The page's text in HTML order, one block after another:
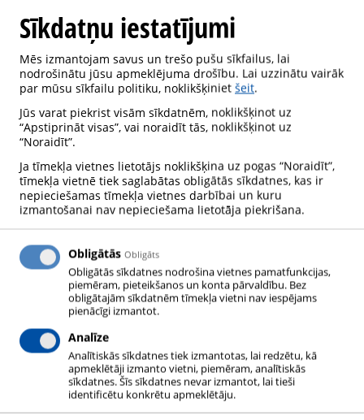
Neizmantojiet nelīdzenu vai netīru grīdas virsmu
balonu uzglabāšanai!
Sīkdatņu iestatījumi
Mēs izmantojam savus un trešo pušu sīkfailus, lai
nodrošinātu jūsu apmeklējuma drošību. Lai uzzinātu vairāk
par mūsu sīkfailu politiku, noklikšķiniet šeit.
Jūs varat piekrist visām sīkdatnēm, noklikšķinot uz
“Apstiprināt visas”, vai noraidīt tās, noklikšķinot uz
“Noraidīt”.
Ja tīmekļa vietnes lietotājs noklikšķina uz pogas “Noraidīt”,
tīmekļa vietnē tiek saglabātas obligātās sīkdatnes, kas ir
nepieciešamas tīmekļa vietnes darbībai un kuru
izmantošanai nav nepieciešama lietotāja piekrišana.
Obligātās Obligāts
Obligātās sīkdatnes nodrošina vietnes pamatfunkcijas,
piemēram, pieteikšanos un konta pārvaldību. Bez
obligātajām sīkdatnēm tīmekļa vietni nav iespējams
pienācīgi izmantot.
Analīze
Analītiskās sīkdatnes tiek izmantotas, lai redzētu, kā
apmeklētāji izmanto vietni, piemēram, analītiskās
sīkdatnes. Šīs sīkdatnes nevar izmantot, lai tieši
identificētu konkrētu apmeklētāju.